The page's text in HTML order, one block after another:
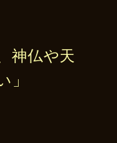
神仏や天